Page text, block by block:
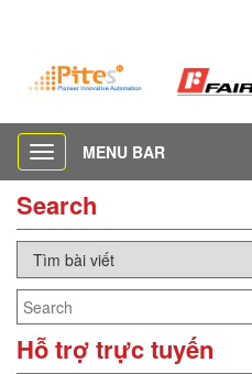
Toggle
navigation
MENU BAR
Search
Hỗ trợ trực tuyến